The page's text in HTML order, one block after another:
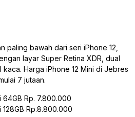
paling bawah dari seri iPhone 12,
layar Super Retina XDR, dual
kaca. Harga iPhone 12 Mini di Jebres
7 jutaan.
64GB Rp. 7.800.000
128GB Rp.8.800.000